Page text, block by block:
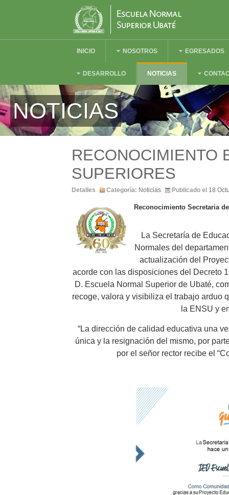
INICIO NOSOTROS EGRESADOS
DESARROLLO NOTICIAS
NOTICIAS
RECONOCIMIENTO
SUPERIORES
Detalles Categoría: Noticias Publicado el 18
Reconocimiento Secretaria
La Secretaría de
Normales del
actualización del
acorde con las disposiciones del Decreto
D. Escuela Normal Superior de Ubaté,
recoge, valora y visibiliza el trabajo arduo
la ENSU y
“La dirección de calidad educativa una
única y la resignación del mismo, por
por el señor rector recibe el